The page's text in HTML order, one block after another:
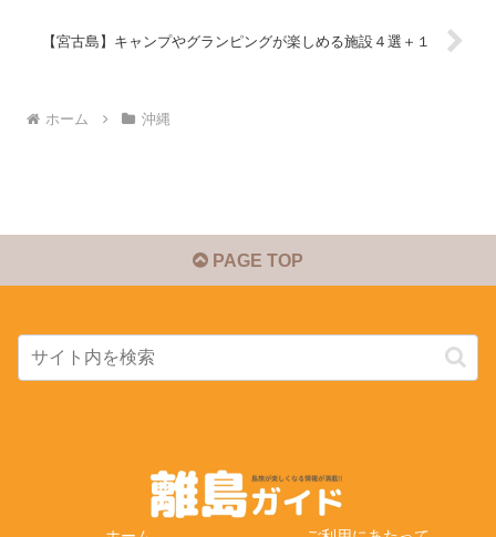
【宮古島】キャンプやグランピングが楽しめる施設４選＋１
ホーム 沖縄
PAGE TOP